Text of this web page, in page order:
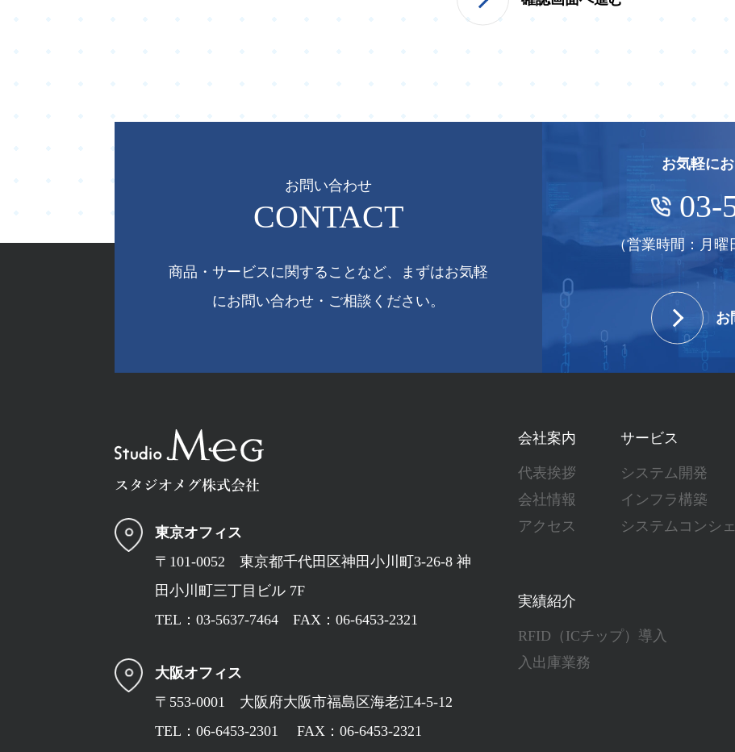
お問い合わせ
CONTACT
商品・サービスに関することなど、まずはお気軽
にお問い合わせ・ご相談ください。
お気軽に
03-
（営業時間：月曜
お
東京オフィス
〒101-0052 東京都千代田区神田小川町3-26-8 神
田小川町三丁目ビル 7F
TEL： 03-5637-7464 FAX：06-6453-2321
大阪オフィス
〒553-0001 大阪府大阪市福島区海老江4-5-12
TEL： 06-6453-2301 FAX：06-6453-2321
会社案内
代表挨拶
会社情報
アクセス
サービス
システム開発
インフラ構築
システムコンシ
実績紹介
RFID（ICチップ）導入
入出庫業務